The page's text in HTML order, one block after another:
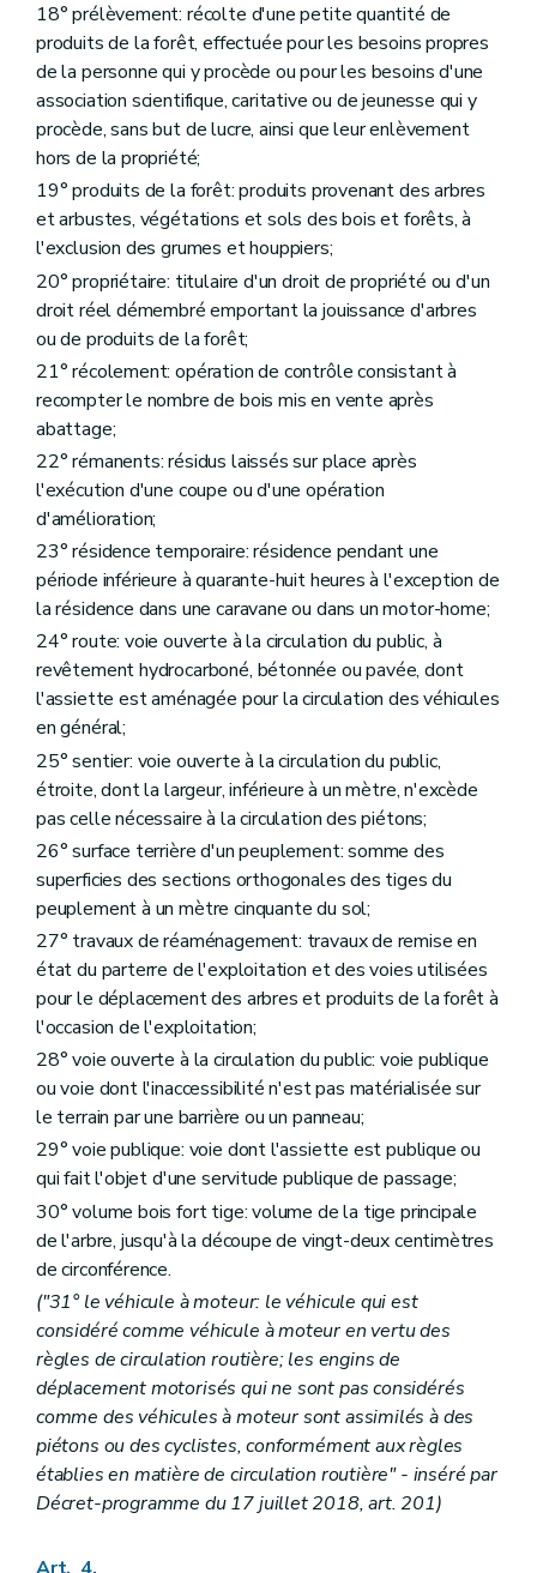
18° prélèvement: récolte d'une petite quantité de
produits de la forêt, effectuée pour les besoins propres
de la personne qui y procède ou pour les besoins d'une
association scientifique, caritative ou de jeunesse qui y
procède, sans but de lucre, ainsi que leur enlèvement
hors de la propriété;
19° produits de la forêt: produits provenant des arbres
et arbustes, végétations et sols des bois et forêts, à
l'exclusion des grumes et houppiers;
20° propriétaire: titulaire d'un droit de propriété ou d'un
droit réel démembré emportant la jouissance d'arbres
ou de produits de la forêt;
21° récolement: opération de contrôle consistant à
recompter le nombre de bois mis en vente après
abattage;
22° rémanents: résidus laissés sur place après
l'exécution d'une coupe ou d'une opération
d'amélioration;
23° résidence temporaire: résidence pendant une
période inférieure à quarante-huit heures à l'exception de
la résidence dans une caravane ou dans un motor-home;
24° route: voie ouverte à la circulation du public, à
revêtement hydrocarboné, bétonnée ou pavée, dont
l'assiette est aménagée pour la circulation des véhicules
en général;
25° sentier: voie ouverte à la circulation du public,
étroite, dont la largeur, inférieure à un mètre, n'excède
pas celle nécessaire à la circulation des piétons;
26° surface terrière d'un peuplement: somme des
superficies des sections orthogonales des tiges du
peuplement à un mètre cinquante du sol;
27° travaux de réaménagement: travaux de remise en
état du parterre de l'exploitation et des voies utilisées
pour le déplacement des arbres et produits de la forêt à
l'occasion de l'exploitation;
28° voie ouverte à la circulation du public: voie publique
ou voie dont l'inaccessibilité n'est pas matérialisée sur
le terrain par une barrière ou un panneau;
29° voie publique: voie dont l'assiette est publique ou
qui fait l'objet d'une servitude publique de passage;
30° volume bois fort tige: volume de la tige principale
de l'arbre, jusqu'à la découpe de vingt-deux centimètres
de circonférence.
("31° le véhicule à moteur: le véhicule qui est
considéré comme véhicule à moteur en vertu des
règles de circulation routière; les engins de
déplacement motorisés qui ne sont pas considérés
comme des véhicules à moteur sont assimilés à des
piétons ou des cyclistes, conformément aux règles
établies en matière de circulation routière" - inséré par
Décret-programme du 17 juillet 2018, art. 201)